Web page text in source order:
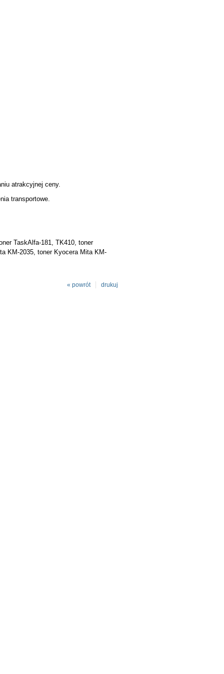
atrakcyjnej ceny.
transportowe.
TaskAlfa-181, TK410, toner
KM-2035, toner Kyocera Mita KM-
drukuj
« powrót